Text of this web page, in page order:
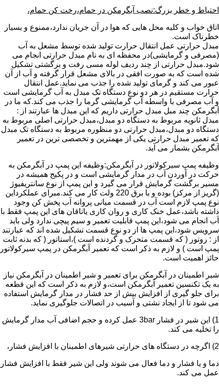
احتیاط و خطر بزرگ:نصب آبگرمکن در حمام،رخت کن حمام،
اتاق خواب و کلیه محل هایی که هوا در آن جریان ندارد،ممنوع و بسیار
خطرناک است.
مبدل حرارتی عمل انتقال حرارت تولید شده توسط مشعل به آب
(مصرفی و گرمایشی)در محفظه ای به نام مبدل حرارتی انجام می
شود.مبدل حرارتی از چند ردیف لوله مسی رفت و برگشتی تشکیل
شده است که به صورت افقی در بالای مشعل قرار گرفته و آب از آن
عبور می کند و گرمای تولید شده را جذب می نماید.عمل انتقال
حرارت مستقیم در هر دو نوع دستگاه تک مبدل به آب گرمایشی است
و آب مصرفی با واسطه آب گرمایشی گرما را جذب می کند.که ما در
آبگرمکن چند مبل مبدل حرارتی داریم که این مبدل ها عبارتند از :
مبدل ثانویه مربوط به دستگاه دو مبدل،مبدل حرارتی اصلی مربوط به
دستگاه دو مبدل،مبدل حرارتی دو منظوره مربوط به دستگاه تک مبدل
که تعمیر مبدل حرارتی یکی از مهمترین و تخصصی ترین در تعمیر
آبگرمکن بشمار می آید.
وظیفه پمپ سیرکولاتور در آبگرمکن:وظیفه این پمپ در آبگرمکن به
حرکت در آوردن آب در مدار گرمایشی است و در پکیج همیشه در
مسیر برگشت گرمایش قرار می گیرد و این پمپ از نوع سانتریفیوژ
(گریز از مرکز) بوده و با برق 220 ولت کار می کند.مبرای عملکرداین
نوع پمپ لازم است آب در قسمت میانی پروانه آب پخش کن وجود
داشته باشد،عمل خنک کاری و روان کاری یاتاقان های این پمپ فقط با
آب انجام می شود،این پمپ قابلیت تعمیر و سیم پیچی ندارد ولی باید
سرویس شود،این پمپ ها از دو نوع قسمت تشکیل شده اند که عبارتند
از : روتور ( که قسمت متحرک و گردنده است )،استاتور ( که بدنه ثابت
پمپ است ) و لازم به ذکر است که تعمیر آبگرمکن در پمپ سیرکولاتور
حائز اهمیت است.
شیر اطمینان در آبگرمکن برای تعمیر و شیر اطمینان در آبگرمکن نیاز
به یک تکنسین تعمیر آبگرمکن است،و لازم به ذکر است که این قطعه
برای جلو گیری از افزایش بیش از حد فشار در مدار گرمایش استفاده
می شود تا از ایجاد نشتی و آسیب در اتصالات جلوگیری نماید.
1) این شیر در فشار 3bar عمل کرده و حجم اضافی آب مدار گرمایش
را تخلیه می کند.
2) اگرچه در دستگاه های حرارتی شیرهای اطمینان با افزایش فشار،
دما و یا فشار و دما فعال می شوند ولی این شیر فقط با افزایش فشار
عمل می کند.